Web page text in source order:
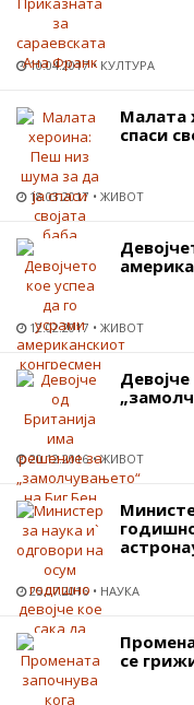
10.04.2017 КУЛТУРА
Малата
спаси
18.03.2017 ЖИВОТ
12.02.2017 ЖИВОТ
20.12.2016 ЖИВОТ
25.07.2016 НАУКА
се